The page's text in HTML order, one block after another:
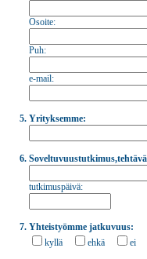
Osoite:
Puh:
e-mail:
5. Yrityksemme:
6.
tutkimuspäivä:
7. Yhteistyömme jatkuvuus:
kyllä
ehkä ei